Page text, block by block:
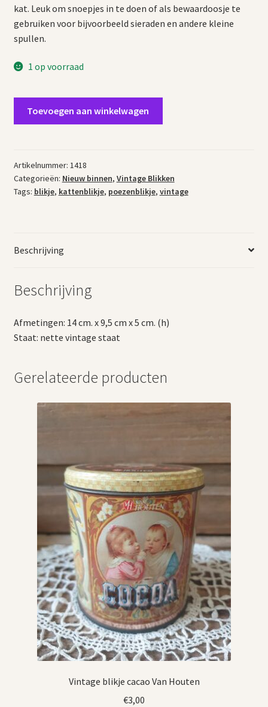
kat. Leuk om snoepjes in te doen of als bewaardoosje te
gebruiken voor bijvoorbeeld sieraden en andere kleine
spullen.
1 op voorraad
Toevoegen aan winkelwagen
Artikelnummer: 1418
Categorieën: Nieuw binnen, Vintage Blikken
Tags: blikje, kattenblikje, poezenblikje, vintage
Beschrijving
Beschrijving
Afmetingen: 14 cm. x 9,5 cm x 5 cm. (h)
Staat: nette vintage staat
Gerelateerde producten
Vintage blikje cacao Van Houten
€3,00